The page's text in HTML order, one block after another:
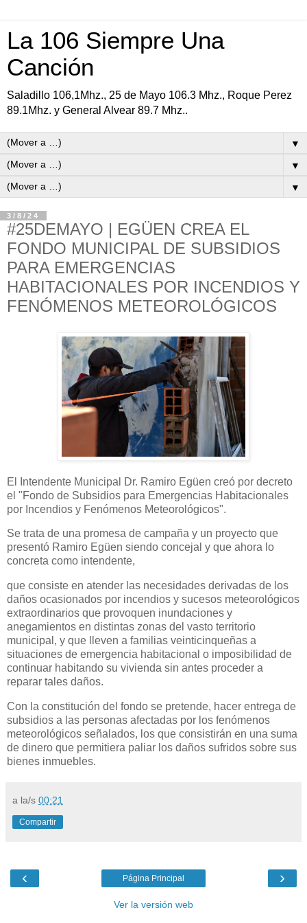
La 106 Siempre Una
Canción
Saladillo 106,1Mhz., 25 de Mayo 106.3 Mhz., Roque Perez
89.1Mhz. y General Alvear 89.7 Mhz..
▼
▼
▼
3/8/24
#25DEMAYO | EGÜEN CREA EL
FONDO MUNICIPAL DE SUBSIDIOS
PARA EMERGENCIAS
HABITACIONALES POR INCENDIOS Y
FENÓMENOS METEOROLÓGICOS
El Intendente Municipal Dr. Ramiro Egüen creó por decreto
el "Fondo de Subsidios para Emergencias Habitacionales
por Incendios y Fenómenos Meteorológicos".
Se trata de una promesa de campaña y un proyecto que
presentó Ramiro Egüen siendo concejal y que ahora lo
concreta como intendente,
que consiste en atender las necesidades derivadas de los
daños ocasionados por incendios y sucesos meteorológicos
extraordinarios que provoquen inundaciones y
anegamientos en distintas zonas del vasto territorio
municipal, y que lleven a familias veinticinqueñas a
situaciones de emergencia habitacional o imposibilidad de
continuar habitando su vivienda sin antes proceder a
reparar tales daños.
Con la constitución del fondo se pretende, hacer entrega de
subsidios a las personas afectadas por los fenómenos
meteorológicos señalados, los que consistirán en una suma
de dinero que permitiera paliar los daños sufridos sobre sus
bienes inmuebles.
a la/s 00:21
Compartir
‹ ›
Página Principal
Ver la versión web